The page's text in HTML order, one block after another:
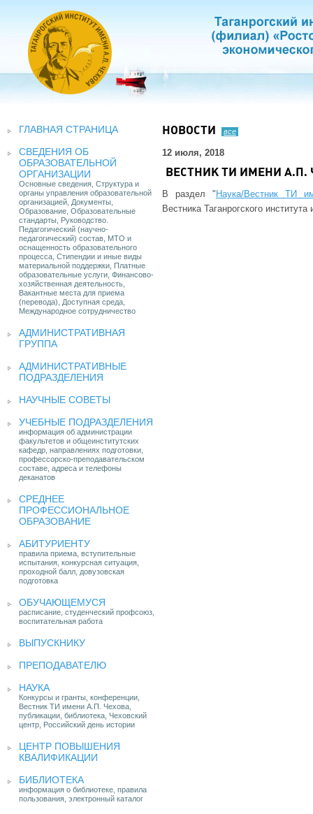
ГЛАВНАЯ СТРАНИЦА
СВЕДЕНИЯ ОБ
ОБРАЗОВАТЕЛЬНОЙ
ОРГАНИЗАЦИИ
Основные сведения, Структура и
органы управления образовательной
организацией, Документы,
Образование, Образовательные
стандарты, Руководство.
Педагогический (научно-
педагогический) состав, МТО и
оснащенность образовательного
процесса, Стипендии и иные виды
материальной поддержки, Платные
образовательные услуги, Финансово-
хозяйственная деятельность,
Вакантные места для приема
(перевода), Доступная среда,
Международное сотрудничество
АДМИНИСТРАТИВНАЯ
ГРУППА
АДМИНИСТРАТИВНЫЕ
ПОДРАЗДЕЛЕНИЯ
НАУЧНЫЕ СОВЕТЫ
УЧЕБНЫЕ ПОДРАЗДЕЛЕНИЯ
информация об администрации
факультетов и общеинститутских
кафедр, направлениях подготовки,
профессорско-преподавательском
составе, адреса и телефоны
деканатов
СРЕДНЕЕ
ПРОФЕССИОНАЛЬНОЕ
ОБРАЗОВАНИЕ
АБИТУРИЕНТУ
правила приема, вступительные
испытания, конкурсная ситуация,
проходной балл, довузовская
подготовка
ОБУЧАЮЩЕМУСЯ
расписание, студенческий профсоюз,
воспитательная работа
ВЫПУСКНИКУ
ПРЕПОДАВАТЕЛЮ
НАУКА
Конкурсы и гранты, конференции,
Вестник ТИ имени А.П. Чехова,
публикации, библиотека, Чеховский
центр, Российский день истории
ЦЕНТР ПОВЫШЕНИЯ
КВАЛИФИКАЦИИ
БИБЛИОТЕКА
информация о библиотеке, правила
пользования, электронный каталог
НОВОСТИ все
12 июля, 2018
ВЕСТНИК ТИ ИМЕНИ А.П.
В раздел " Наука/Вестник ТИ
Вестника Таганрогского